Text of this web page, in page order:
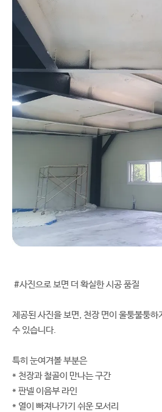
#사진으로 보면 더 확실한 시공 품질
제공된 사진을 보면, 천장 면이 울퉁불퉁
수 있습니다.
특히 눈여겨볼 부분은
* 천장과 철골이 만나는 구간
* 판넬 이음부 라인
* 열이 빠져나가기 쉬운 모서리